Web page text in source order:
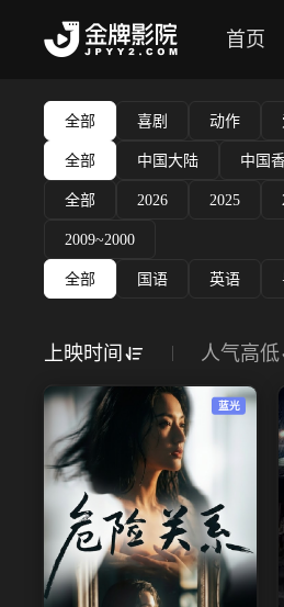
首页
全部 喜剧 动作
全部 中国大陆 中国
全部 2026 2025
2009~2000
全部 国语 英语
上映时间 人气高低
蓝光